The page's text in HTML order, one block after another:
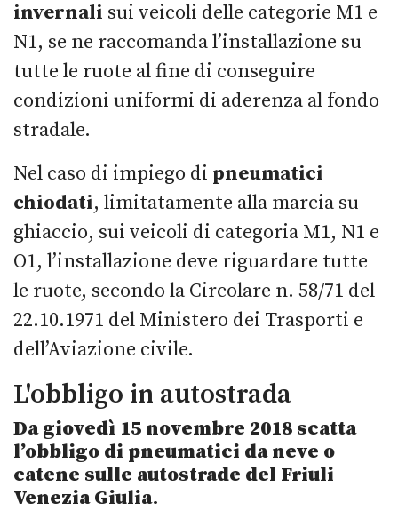
invernali sui veicoli delle categorie M1 e
N1, se ne raccomanda l’installazione su
tutte le ruote al fine di conseguire
condizioni uniformi di aderenza al fondo
stradale.
Nel caso di impiego di pneumatici
chiodati, limitatamente alla marcia su
ghiaccio, sui veicoli di categoria M1, N1 e
O1, l’installazione deve riguardare tutte
le ruote, secondo la Circolare n. 58/71 del
22.10.1971 del Ministero dei Trasporti e
dell’Aviazione civile.
L'obbligo in autostrada
Da giovedì 15 novembre 2018 scatta
l’obbligo di pneumatici da neve o
catene sulle autostrade del Friuli
Venezia Giulia.